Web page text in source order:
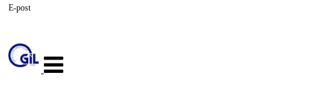
navigasjon
E-post